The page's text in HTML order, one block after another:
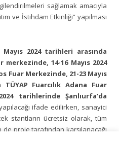
sağlamak amacıyla
ve İstihdam Etkinliği” yapılması
Mayıs 2024 tarihleri arasında
14-16 Mayıs 2024
Fuar Merkezinde, 21-23 Mayıs
Fuarcılık Adana Fuar
tarihlerinde Şanlıurfa’da
ifade edilirken, sanayici
stantların ücretsiz olarak, tüm
proje tarafından karşılanacağı